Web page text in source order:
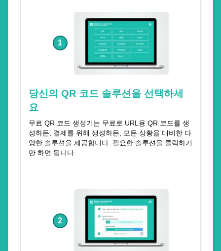
1
당신의 QR 코드 솔루션을 선택하세
요
무료 QR 코드 생성기는 무료로 URL용 QR 코드를 생
성하든, 결제를 위해 생성하든, 모든 상황을 대비한 다
양한 솔루션을 제공합니다. 필요한 솔루션을 클릭하기
만 하면 됩니다.
2